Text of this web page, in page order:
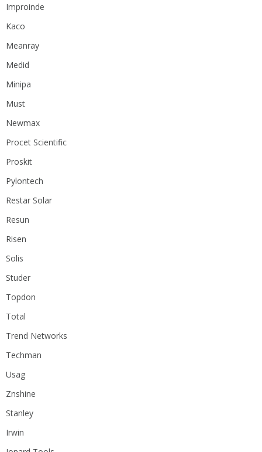
Improinde
Kaco
Meanray
Medid
Minipa
Must
Newmax
Procet Scientific
Proskit
Pylontech
Restar Solar
Resun
Risen
Solis
Studer
Topdon
Total
Trend Networks
Techman
Usag
Znshine
Stanley
Irwin